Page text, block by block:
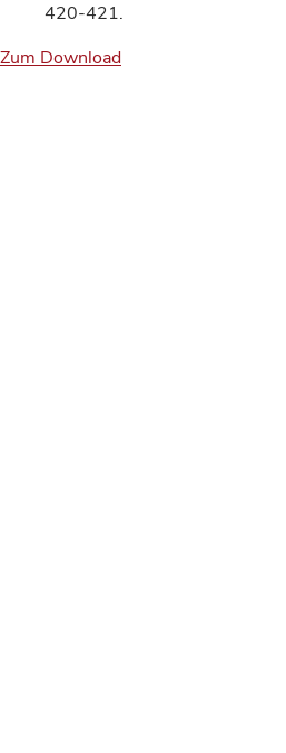
420-421.
Zum Download